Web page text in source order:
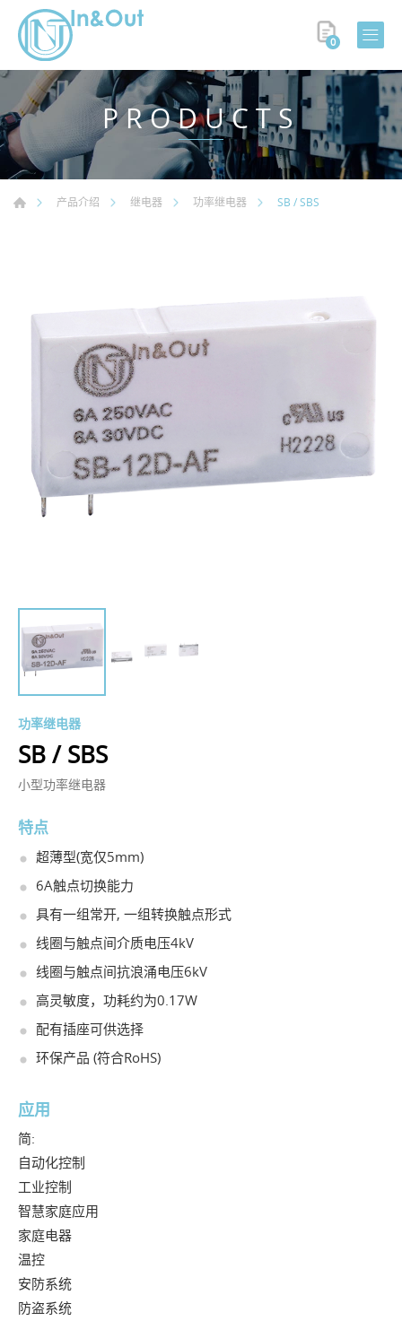
0
PRODUCTS
产品介绍 继电器 功率继电器 SB / SBS
功率继电器
SB / SBS
小型功率继电器
特点
超薄型(宽仅5mm)
6A触点切换能力
具有一组常开, 一组转换触点形式
线圈与触点间介质电压4kV
线圈与触点间抗浪涌电压6kV
高灵敏度，功耗约为0.17W
配有插座可供选择
环保产品 (符合RoHS)
应用
简:
自动化控制
工业控制
智慧家庭应用
家庭电器
温控
安防系统
防盗系统